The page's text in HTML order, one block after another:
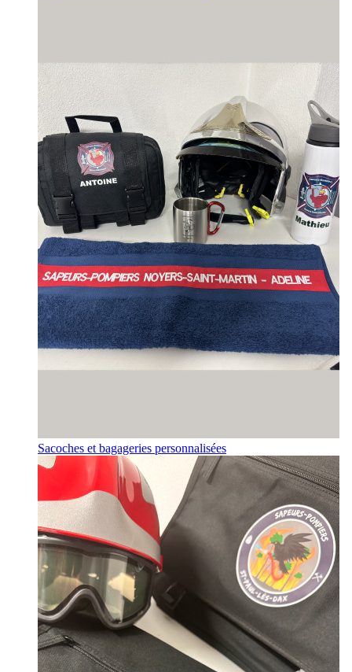
Sacoches et bagageries personnalisées